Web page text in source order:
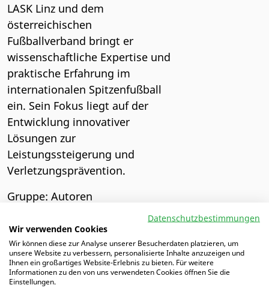
LASK Linz und dem
österreichischen
Fußballverband bringt er
wissenschaftliche Expertise und
praktische Erfahrung im
internationalen Spitzenfußball
ein. Sein Fokus liegt auf der
Entwicklung innovativer
Lösungen zur
Leistungssteigerung und
Verletzungsprävention.
Gruppe: Autoren
ALLE AUTOREN
Artikel von Philip
Datenschutzbestimmungen
Wir verwenden Cookies
Wir können diese zur Analyse unserer Besucherdaten platzieren, um
unsere Website zu verbessern, personalisierte Inhalte anzuzeigen und
Ihnen ein großartiges Website-Erlebnis zu bieten. Für weitere
Informationen zu den von uns verwendeten Cookies öffnen Sie die
Einstellungen.